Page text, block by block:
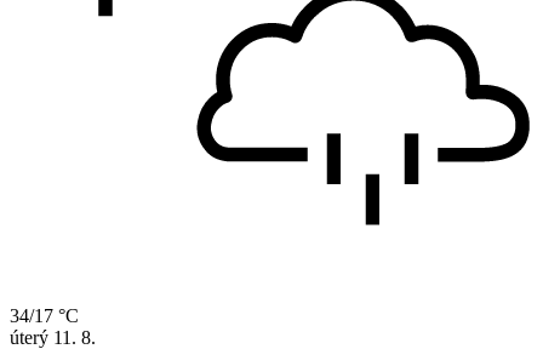
34/17 °C
úterý 11. 8.